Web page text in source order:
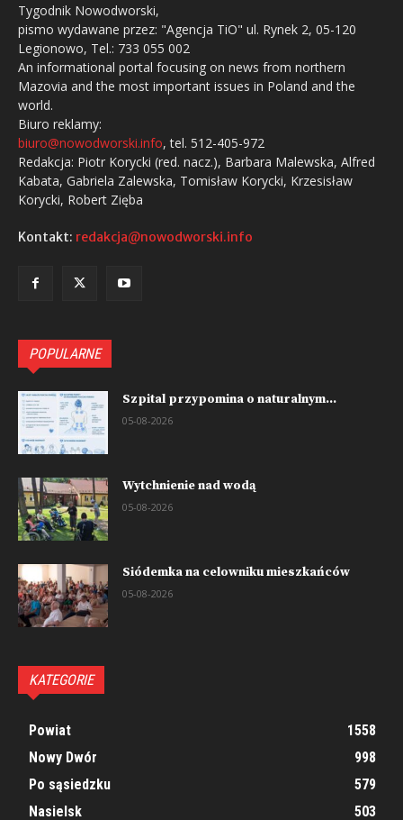
Tygodnik Nowodworski,
pismo wydawane przez: "Agencja TiO" ul. Rynek 2, 05-120
Legionowo, Tel.: 733 055 002
An informational portal focusing on news from northern
Mazovia and the most important issues in Poland and the
world.
Biuro reklamy:
biuro@nowodworski.info, tel. 512-405-972
Redakcja: Piotr Korycki (red. nacz.), Barbara Malewska, Alfred
Kabata, Gabriela Zalewska, Tomisław Korycki, Krzesisław
Korycki, Robert Zięba
Kontakt: redakcja@nowodworski.info
POPULARNE
Szpital przypomina o naturalnym...
05-08-2026
Wytchnienie nad wodą
05-08-2026
Siódemka na celowniku mieszkańców
05-08-2026
KATEGORIE
Powiat
1558
Nowy Dwór
998
Po sąsiedzku
579
Nasielsk
503